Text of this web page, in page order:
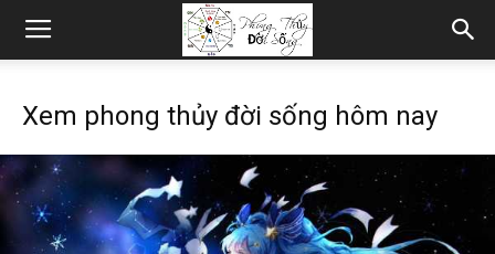
Xem phong thủy đời sống hôm nay